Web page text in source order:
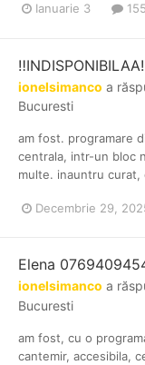
Ianuarie 3
ionelsimanco a
Bucuresti
am fost. programare
centrala, intr-un bloc
multe. inauntru curat,
Decembrie 29,
Elena
ionelsimanco a
Bucuresti
am fost, cu o
cantemir, accesibila,